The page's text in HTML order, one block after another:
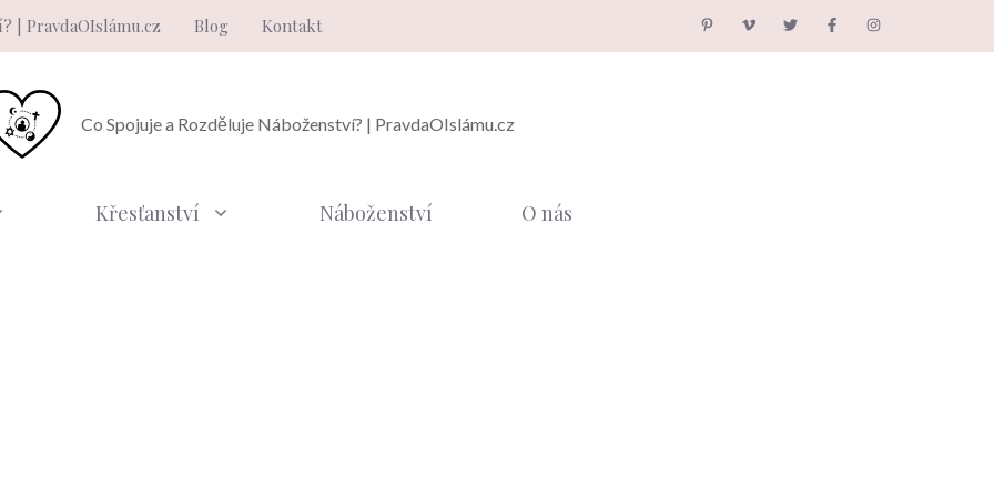
| PravdaOIslámu.cz Blog Kontakt
Co Spojuje a Rozděluje Náboženství? | PravdaOIslámu.cz
Křesťanství Náboženství O nás